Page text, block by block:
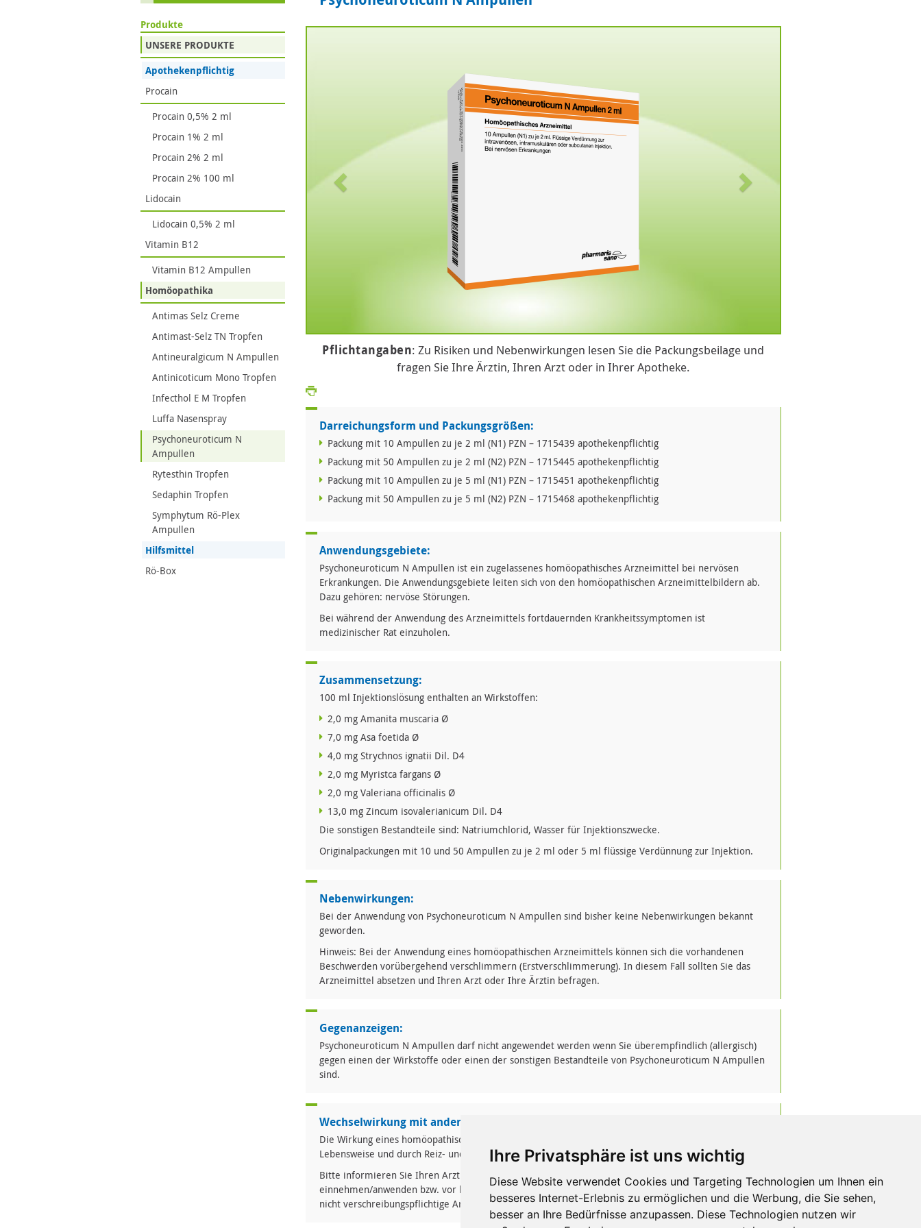
Ihre Privatsphäre ist uns wichtig
Diese Website verwendet Cookies und Targeting Technologien um Ihnen ein
besseres Internet-Erlebnis zu ermöglichen und die Werbung, die Sie sehen,
besser an Ihre Bedürfnisse anzupassen. Diese Technologien nutzen wir
Pflichtangaben: Zu Risiken und Nebenwirkungen lesen Sie die Packungsbeilage und
fragen Sie Ihre Ärztin, Ihren Arzt oder in Ihrer Apotheke.
Darreichungsform und Packungsgrößen:
Packung mit 10 Ampullen zu je 2 ml (N1) PZN – 1715439 apothekenpflichtig
Packung mit 50 Ampullen zu je 2 ml (N2) PZN – 1715445 apothekenpflichtig
Packung mit 10 Ampullen zu je 5 ml (N1) PZN – 1715451 apothekenpflichtig
Packung mit 50 Ampullen zu je 5 ml (N2) PZN – 1715468 apothekenpflichtig
Anwendungsgebiete:
Psychoneuroticum N Ampullen ist ein zugelassenes homöopathisches Arzneimittel bei nervösen
Erkrankungen. Die Anwendungsgebiete leiten sich von den homöopathischen Arzneimittelbildern ab.
Dazu gehören: nervöse Störungen.
Bei während der Anwendung des Arzneimittels fortdauernden Krankheitssymptomen ist
medizinischer Rat einzuholen.
Zusammensetzung:
100 ml Injektionslösung enthalten an Wirkstoffen:
2,0 mg Amanita muscaria Ø
7,0 mg Asa foetida Ø
4,0 mg Strychnos ignatii Dil. D4
2,0 mg Myristca fargans Ø
2,0 mg Valeriana officinalis Ø
13,0 mg Zincum isovalerianicum Dil. D4
Die sonstigen Bestandteile sind: Natriumchlorid, Wasser für Injektionszwecke.
Originalpackungen mit 10 und 50 Ampullen zu je 2 ml oder 5 ml flüssige Verdünnung zur Injektion.
Nebenwirkungen:
Bei der Anwendung von Psychoneuroticum N Ampullen sind bisher keine Nebenwirkungen bekannt
geworden.
Hinweis: Bei der Anwendung eines homöopathischen Arzneimittels können sich die vorhandenen
Beschwerden vorübergehend verschlimmern (Erstverschlimmerung). In diesem Fall sollten Sie das
Arzneimittel absetzen und Ihren Arzt oder Ihre Ärztin befragen.
Gegenanzeigen:
Psychoneuroticum N Ampullen darf nicht angewendet werden wenn Sie überempfindlich (allergisch)
gegen einen der Wirkstoffe oder einen der sonstigen Bestandteile von Psychoneuroticum N Ampullen
sind.
Wechselwirkung mit anderen Mitteln:
Die Wirkung eines homöopathischen Arzneimittels kann durch allgemein schädigende Faktoren in der
Lebensweise und durch Reiz- und Genussmittel ungünstig beeinflusst werden.
Bitte informieren Sie Ihren Arzt oder Heilpraktiker, wenn Sie andere Arzneimittel
einnehmen/anwenden bzw. vor kurzem eingenommen/angewendet haben, auch wenn es sich um
nicht verschreibungspflichtige Arzneimittel handelt.
Produkte
UNSERE PRODUKTE
Apothekenpflichtig
Procain
Procain 0,5% 2 ml
Procain 1% 2 ml
Procain 2% 2 ml
Procain 2% 100 ml
Lidocain
Lidocain 0,5% 2 ml
Vitamin B12
Vitamin B12 Ampullen
Homöopathika
Antimas Selz Creme
Antimast-Selz TN Tropfen
Antineuralgicum N Ampullen
Antinicoticum Mono Tropfen
Infecthol E M Tropfen
Luffa Nasenspray
Psychoneuroticum N
Ampullen
Rytesthin Tropfen
Sedaphin Tropfen
Symphytum Rö-Plex
Ampullen
Hilfsmittel
Rö-Box